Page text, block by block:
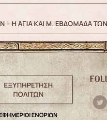
– Η ΑΓΙΑ ΚΑΙ Μ. ΕΒΔΟΜΑΔΑ
ΕΞΥΠΗΡΕΤΗΣΗ
ΠΟΛΙΤΩΝ
ΕΝΟΡΙΩΝ